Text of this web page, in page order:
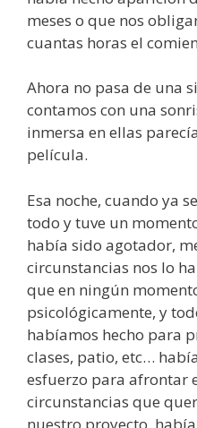
meses o que nos
cuantas horas el
Ahora no pasa de una
contamos con una
inmersa en ellas
película.
Esa noche, cuando ya
todo y tuve un
había sido agotador,
circunstancias nos lo
que en ningún
psicológicamente, y
habíamos hecho para
clases, patio, etc…
esfuerzo para afrontar
circunstancias que
nuestro proyecto,